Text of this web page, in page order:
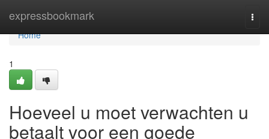
expressbookmark
Home
Home
1
Hoeveel u moet verwachten u
betaalt voor een goede